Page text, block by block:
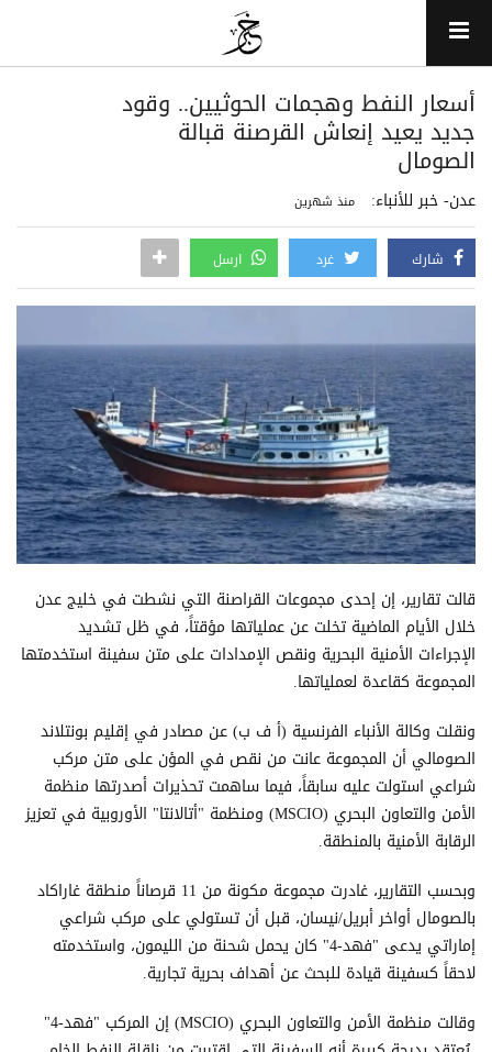
أسعار النفط وهجمات الحوثيين.. وقود
جديد يعيد إنعاش القرصنة قبالة
الصومال
عدن- خبر للأنباء: منذ شهرين
شارك غرد ارسل
قالت تقارير، إن إحدى مجموعات القراصنة التي نشطت في خليج عدن
خلال الأيام الماضية تخلت عن عملياتها مؤقتاً، في ظل تشديد
الإجراءات الأمنية البحرية ونقص الإمدادات على متن سفينة استخدمتها
المجموعة كقاعدة لعملياتها.
ونقلت وكالة الأنباء الفرنسية (أ ف ب) عن مصادر في إقليم بونتلاند
الصومالي أن المجموعة عانت من نقص في المؤن على متن مركب
شراعي استولت عليه سابقاً، فيما ساهمت تحذيرات أصدرتها منظمة
الأمن والتعاون البحري (MSCIO) ومنظمة "أتالانتا" الأوروبية في تعزيز
الرقابة الأمنية بالمنطقة.
وبحسب التقارير، غادرت مجموعة مكونة من 11 قرصاناً منطقة غاراكاد
بالصومال أواخر أبريل/نيسان، قبل أن تستولي على مركب شراعي
إماراتي يدعى "فهد-4" كان يحمل شحنة من الليمون، واستخدمته
لاحقاً كسفينة قيادة للبحث عن أهداف بحرية تجارية.
وقالت منظمة الأمن والتعاون البحري (MSCIO) إن المركب "فهد-4"